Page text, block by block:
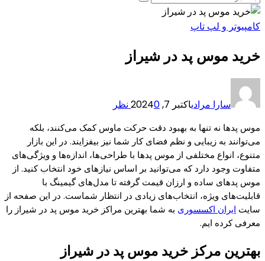
کامپیوتر و لپ تاپ
خرید موس پد در شیراز
سارا مرادیاکتبر 7, 2024 0 نظر
موس پدها نه تنها به بهبود دقت حرکت ماوس کمک می‌کنند، بلکه
می‌توانند به زیبایی و نظم فضای کار شما نیز بیفزایند. در این بازار
متنوع، انواع مختلفی از موس پدها با طراحی‌ها، اندازه‌ها و ویژگی‌های
متفاوت وجود دارد که می‌توانید بر اساس نیازهای خود انتخاب کنید. از
موس پدهای ساده و ارزان قیمت گرفته تا مدل‌های گیمینگ با
قابلیت‌های ویژه، انتخاب‌های زیادی در انتظار شماست. در این صفحه از
سایت ایران اکسسوری به شما بهترین مراکز خرید موس پد در شیراز را
معرفی کرده ایم.
بهترین مرکز خرید موس پد در شیراز